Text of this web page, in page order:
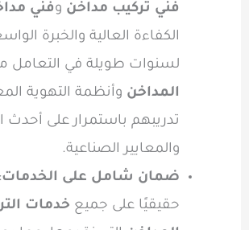
فني تركيب مداخن وفني
الكفاءة العالية والخبرة
لسنوات طويلة في التعامل
المداخن وأنظمة التهوية
تدريبهم باستمرار على أحدث
والمعايير الصناعية.
ضمان شامل على الخدمات
حقيقيًا على جميع خدمات